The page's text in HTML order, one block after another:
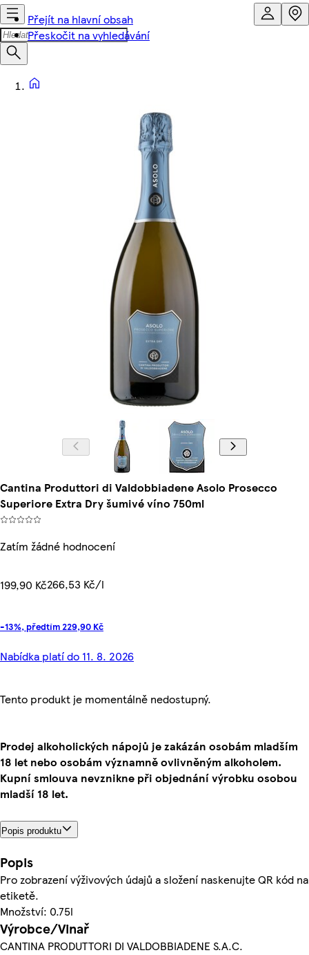
Přejít na hlavní obsah
Přeskočit na vyhledávání
Cantina Produttori di Valdobbiadene Asolo Prosecco
Superiore Extra Dry šumivé víno 750ml
Zatím žádné hodnocení
199,90 Kč266,53 Kč/l
-13%, předtím 229,90 Kč
Nabídka platí do 11. 8. 2026
Tento produkt je momentálně nedostupný.
Prodej alkoholických nápojů je zakázán osobám mladším
18 let nebo osobám významně ovlivněným alkoholem.
Kupní smlouva nevznikne při objednání výrobku osobou
mladší 18 let.
Popis produktu
Popis
Pro zobrazení výživových údajů a složení naskenujte QR kód na
etiketě.
Množství: 0.75l
Výrobce/Vinař
CANTINA PRODUTTORI DI VALDOBBIADENE S.A.C.